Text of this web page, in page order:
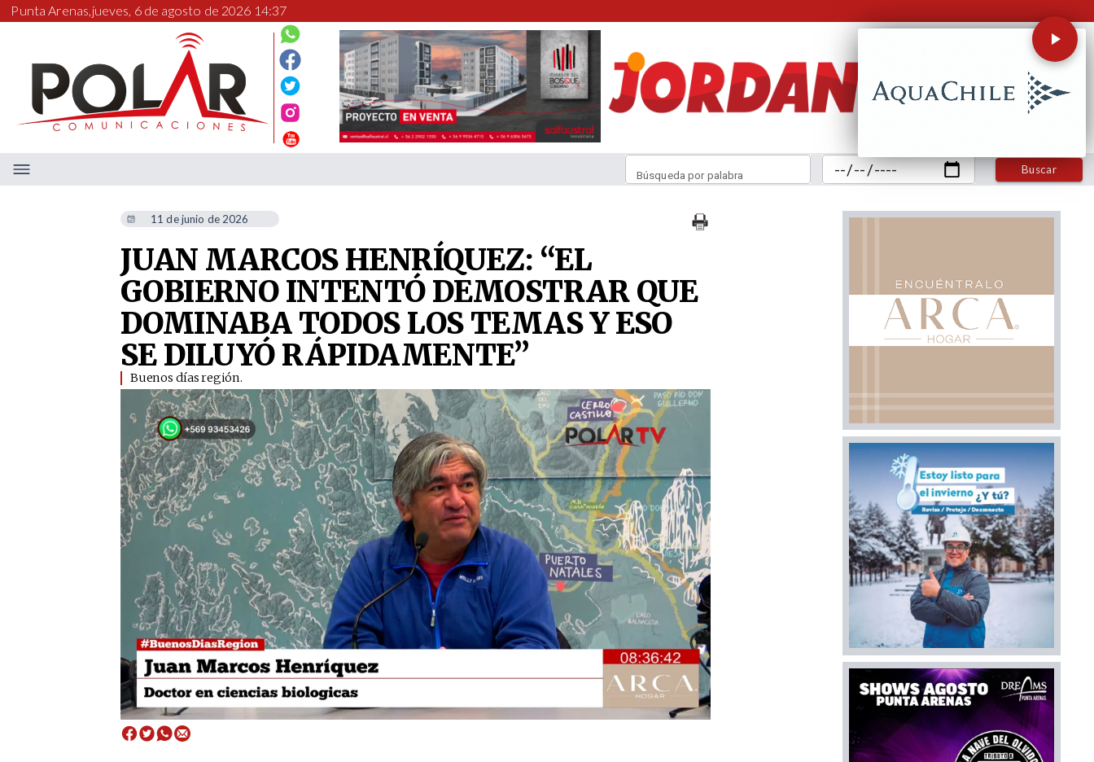
Punta Arenas,jueves, 6 de agosto de 2026 14:37
Buscar
Búsqueda por palabra
11 de junio de 2026
JUAN MARCOS HENRÍQUEZ: “EL
GOBIERNO INTENTÓ DEMOSTRAR QUE
DOMINABA TODOS LOS TEMAS Y ESO
SE DILUYÓ RÁPIDAMENTE”
Buenos días región.